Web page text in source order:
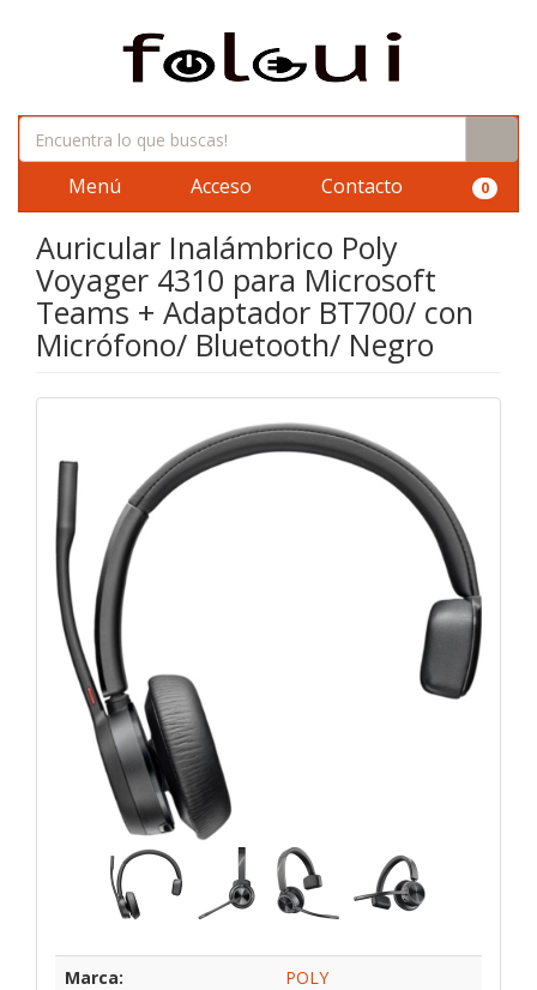
Menú Acceso Contacto 0
Auricular Inalámbrico Poly
Voyager 4310 para Microsoft
Teams + Adaptador BT700/ con
Micrófono/ Bluetooth/ Negro
Marca:
POLY